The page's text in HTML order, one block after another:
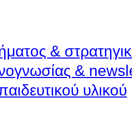
&
&
υλικού